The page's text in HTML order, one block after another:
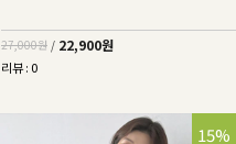
27,000원 / 22,900원
리뷰 : 0
15%